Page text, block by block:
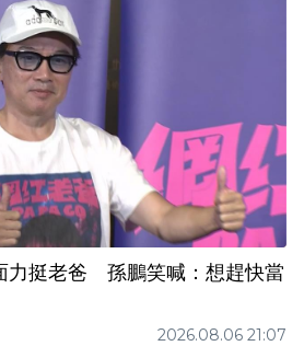
力挺老爸 孫鵬笑喊：想趕快當
2026.08.06 21:07